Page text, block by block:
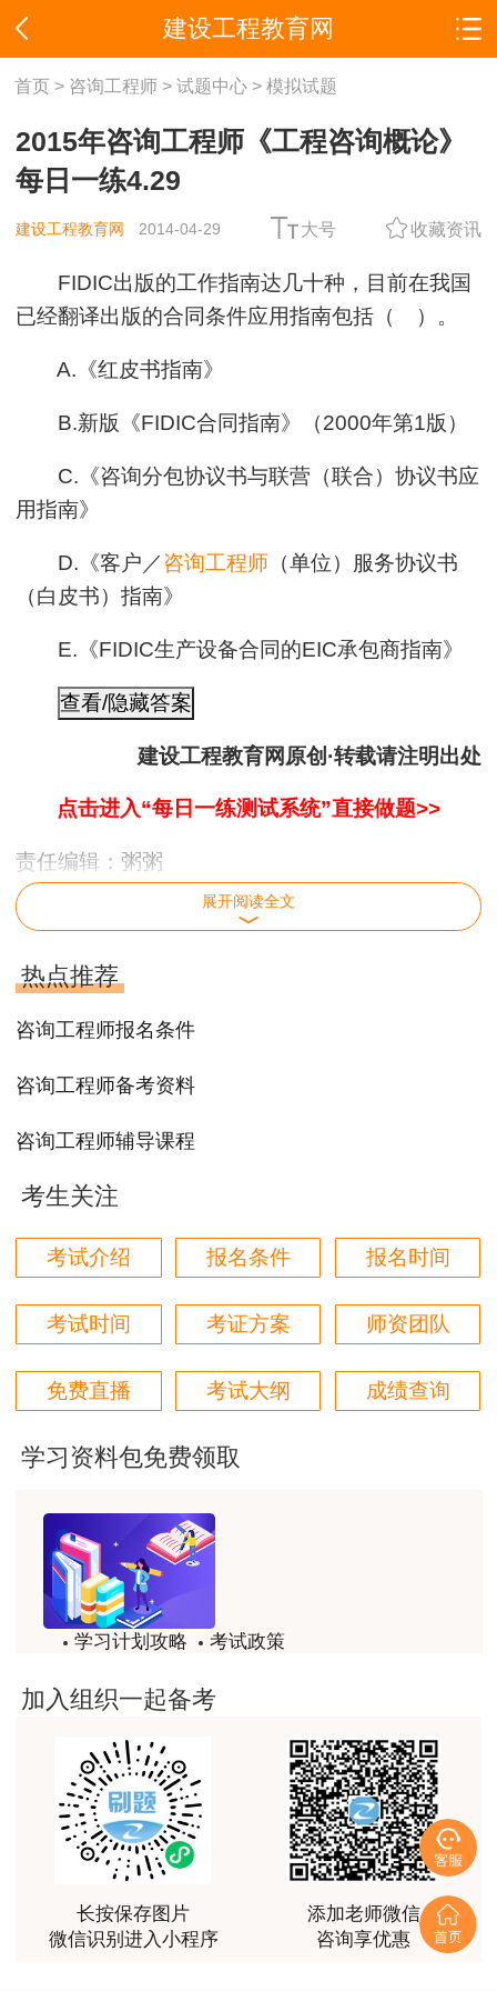
建设工程教育网
首页> 咨询工程师> 试题中心> 模拟试题
2015年咨询工程师《工程咨询概论》
每日一练4.29
建设工程教育网 2014-04-29 大号 收藏资讯
FIDIC出版的工作指南达几十种，目前在我国
已经翻译出版的合同条件应用指南包括（ ）。
A.《红皮书指南》
B.新版《FIDIC合同指南》（2000年第1版）
C.《咨询分包协议书与联营（联合）协议书应
用指南》
D.《客户／咨询工程师 （单位）服务协议书
（白皮书）指南》
E.《FIDIC生产设备合同的EIC承包商指南》
建设工程教育网原创·转载请注明出处
点击进入“每日一练测试系统”直接做题>>
责任编辑：粥粥
咨询工程师进入备考阶段，网校总结多年成功
辅导经验，从学员实际需求出发，结合咨询工程师
考试命题规律、重点、难点，融入先进的教学理
念，推出全新个性化班次，学习刻不容缓！加入我
们，为你的咨询考试保驾护航。
展开阅读全文
热点推荐
咨询工程师报名条件
咨询工程师备考资料
咨询工程师辅导课程
考生关注
考试介绍 报名条件 报名时间
考试时间 考证方案 师资团队
免费直播 考试大纲 成绩查询
学习资料包免费领取
学习计划攻略
考试政策
加入组织一起备考
长按保存图片
微信识别进入小程序
添加老师微信
咨询享优惠